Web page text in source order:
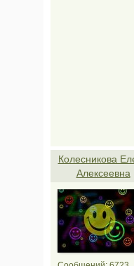
Колесникова
Алексеевна